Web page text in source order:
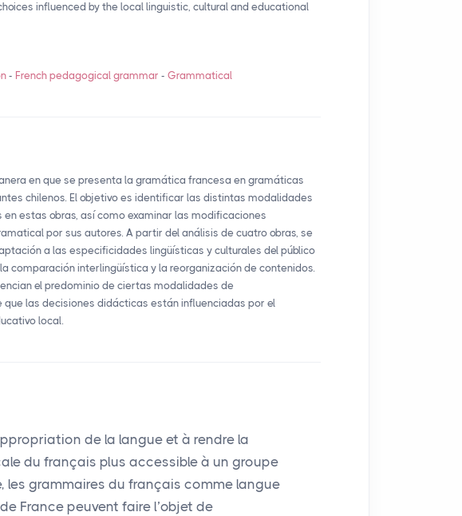
influenced by the local linguistic, cultural and educational
- French pedagogical grammar -Grammatical
en que se presenta la gramática francesa en gramáticas
chilenos. El objetivo es identificar las distintas modalidades
estas obras, así como examinar las modificaciones
por sus autores. A partir del análisis de cuatro obras, se
a las especificidades lingüísticas y culturales del público
comparación interlingüística y la reorganización de contenidos.
el predominio de ciertas modalidades de
que las decisiones didácticas están influenciadas por el
local.
de la langue et à rendre la
du français plus accessible à un groupe
les grammaires du français comme langue
France peuvent faire l’objet de